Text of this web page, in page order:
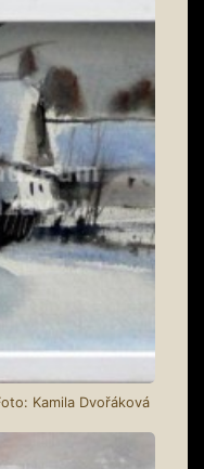
Kamila Dvořáková